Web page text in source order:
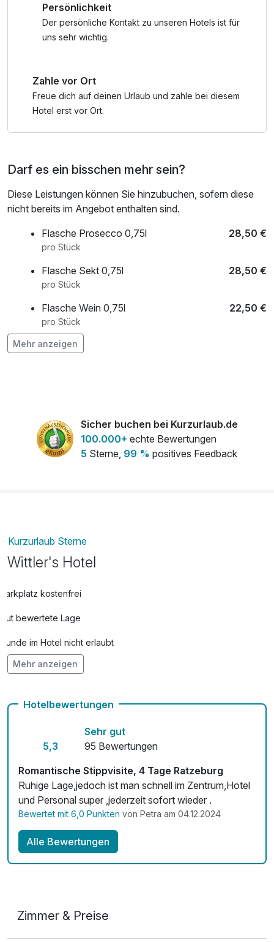
Persönlichkeit
Der persönliche Kontakt zu unseren Hotels ist für
uns sehr wichtig.
Zahle vor Ort
Freue dich auf deinen Urlaub und zahle bei diesem
Hotel erst vor Ort.
Darf es ein bisschen mehr sein?
Diese Leistungen können Sie hinzubuchen, sofern diese
nicht bereits im Angebot enthalten sind.
Flasche Prosecco 0,75l
28,50 €
pro Stück
Flasche Sekt 0,75l 28,50 €
pro Stück
Flasche Wein 0,75l 22,50 €
pro Stück
Mehr anzeigen
Sicher buchen bei Kurzurlaub.de
100.000+ echte Bewertungen
5 Sterne, 99 % positives Feedback
Kurzurlaub Sterne
Wittler's Hotel
Parkplatz kostenfrei
Gut bewertete Lage
Hunde im Hotel nicht erlaubt
Fahrradverleih
Mit Hotelbar
Mehr anzeigen
Hotelbewertungen
5,3
Sehr gut
95 Bewertungen
Romantische Stippvisite, 4 Tage Ratzeburg
Ruhige Lage,jedoch ist man schnell im Zentrum,Hotel
und Personal super ,jederzeit sofort wieder .
Bewertet mit 6,0 Punkten von Petra am 04.12.2024
Alle Bewertungen
Zimmer & Preise